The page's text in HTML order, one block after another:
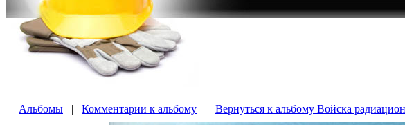
Альбомы | Комментарии к альбому | Вернуться к альбому Войска